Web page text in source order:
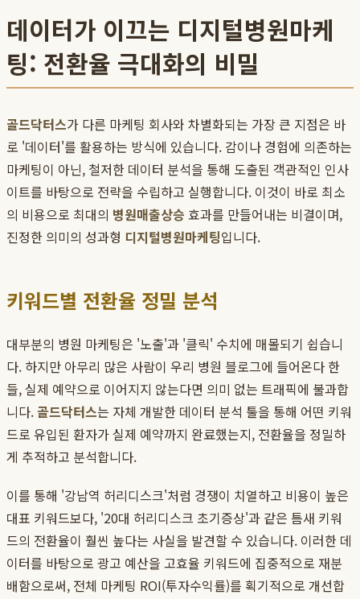
데이터가 이끄는 디지털병원마케
팅: 전환율 극대화의 비밀
골드닥터스가 다른 마케팅 회사와 차별화되는 가장 큰 지점은 바
로 '데이터'를 활용하는 방식에 있습니다. 감이나 경험에 의존하는
마케팅이 아닌, 철저한 데이터 분석을 통해 도출된 객관적인 인사
이트를 바탕으로 전략을 수립하고 실행합니다. 이것이 바로 최소
의 비용으로 최대의 병원매출상승 효과를 만들어내는 비결이며,
진정한 의미의 성과형 디지털병원마케팅입니다.
키워드별 전환율 정밀 분석
대부분의 병원 마케팅은 '노출'과 '클릭' 수치에 매몰되기 쉽습니
다. 하지만 아무리 많은 사람이 우리 병원 블로그에 들어온다 한
들, 실제 예약으로 이어지지 않는다면 의미 없는 트래픽에 불과합
니다. 골드닥터스는 자체 개발한 데이터 분석 툴을 통해 어떤 키워
드로 유입된 환자가 실제 예약까지 완료했는지, 전환율을 정밀하
게 추적하고 분석합니다.
이를 통해 '강남역 허리디스크'처럼 경쟁이 치열하고 비용이 높은
대표 키워드보다, '20대 허리디스크 초기증상'과 같은 틈새 키워
드의 전환율이 훨씬 높다는 사실을 발견할 수 있습니다. 이러한 데
이터를 바탕으로 광고 예산을 고효율 키워드에 집중적으로 재분
배함으로써, 전체 마케팅 ROI(투자수익률)를 획기적으로 개선합